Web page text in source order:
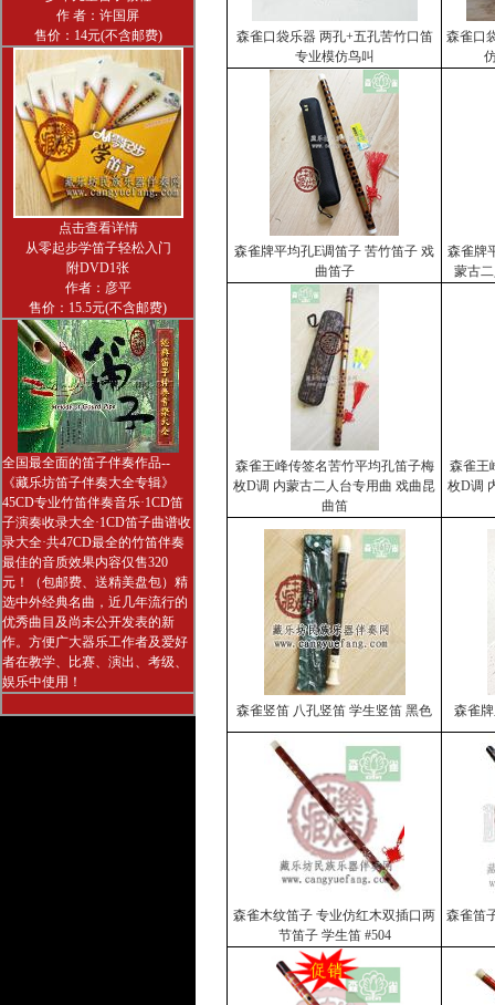
作 者：许国屏
售价：14元(不含邮费)
点击查看详情
从零起步学笛子轻松入门
附DVD1张
作者：彦平
售价：15.5元(不含邮费)
全国最全面的笛子伴奏作品--
《藏乐坊笛子伴奏大全专辑》
45CD专业竹笛伴奏音乐·1CD笛
子演奏收录大全·1CD笛子曲谱收
录大全·共47CD最全的竹笛伴奏
最佳的音质效果内容仅售320
元！（包邮费、送精美盘包）精
选中外经典名曲，近几年流行的
优秀曲目及尚未公开发表的新
作。方便广大器乐工作者及爱好
者在教学、比赛、演出、考级、
娱乐中使用！
森雀口袋乐器 两孔+五孔苦竹口笛
专业模仿鸟叫
森雀口
森雀牌平均孔E调笛子 苦竹笛子 戏
曲笛子
森雀牌
蒙古
森雀王峰传签名苦竹平均孔笛子梅
枚D调 内蒙古二人台专用曲 戏曲昆
曲笛
森雀王
枚D调
森雀竖笛 八孔竖笛 学生竖笛 黑色 森雀
森雀木纹笛子 专业仿红木双插口两
节笛子 学生笛 #504
森雀笛